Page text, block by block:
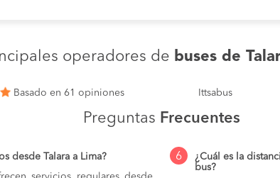
operadores de buses de
Basado en 61 opiniones Ittsabus
Preguntas Frecuentes
desde Talara a Lima?
6
¿Cuál es la
bus?